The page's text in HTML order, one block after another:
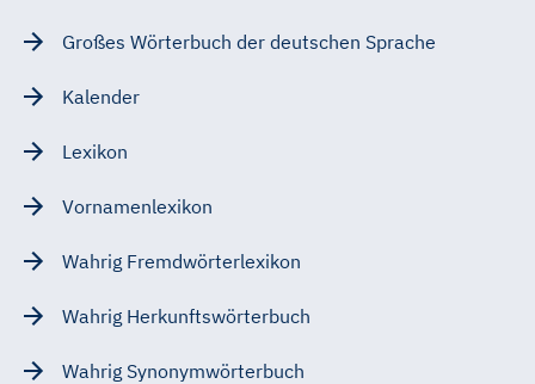
Großes Wörterbuch der deutschen Sprache
Kalender
Lexikon
Vornamenlexikon
Wahrig Fremdwörterlexikon
Wahrig Herkunftswörterbuch
Wahrig Synonymwörterbuch